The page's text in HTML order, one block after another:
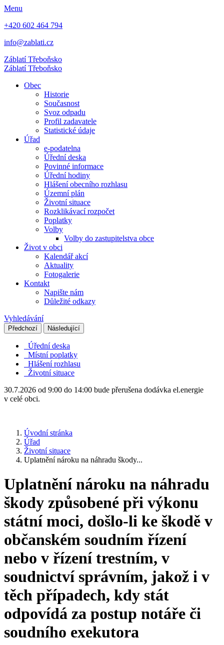
Menu
+420 602 464 794
info@zablati.cz
ZáblatíTřeboňsko
ZáblatíTřeboňsko
Obec
Historie
Současnost
Svoz odpadu
Profil zadavatele
Statistické údaje
Úřad
e-podatelna
Úřední deska
Povinné informace
Úřední hodiny
Hlášení obecního rozhlasu
Územní plán
Životní situace
Rozklikávací rozpočet
Poplatky
Volby
Volby do zastupitelstva obce
Život v obci
Kalendář akcí
Aktuality
Fotogalerie
Kontakt
Napište nám
Důležité odkazy
Vyhledávání
Předchozí Následující
Úřední deska
Místní poplatky
Hlášení rozhlasu
Životní situace
30.7.2026 od 9:00 do 14:00 bude přerušena dodávka el.energie
v celé obci.
Úvodní stránka
Úřad
Životní situace
Uplatnění nároku na náhradu škody...
Uplatnění nároku na náhradu
škody způsobené při výkonu
státní moci, došlo-li ke škodě v
občanském soudním řízení
nebo v řízení trestním, v
soudnictví správním, jakož i v
těch případech, kdy stát
odpovídá za postup notáře či
soudního exekutora